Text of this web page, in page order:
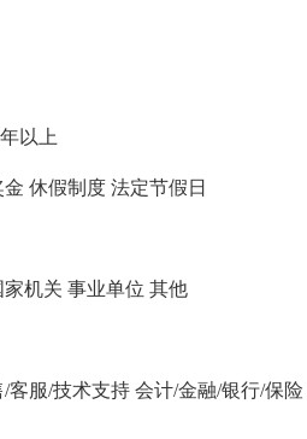
以上
金 休假制度 法定节假日
家机关 事业单位 其他
/客服/技术支持 会计/金融/银行/保险